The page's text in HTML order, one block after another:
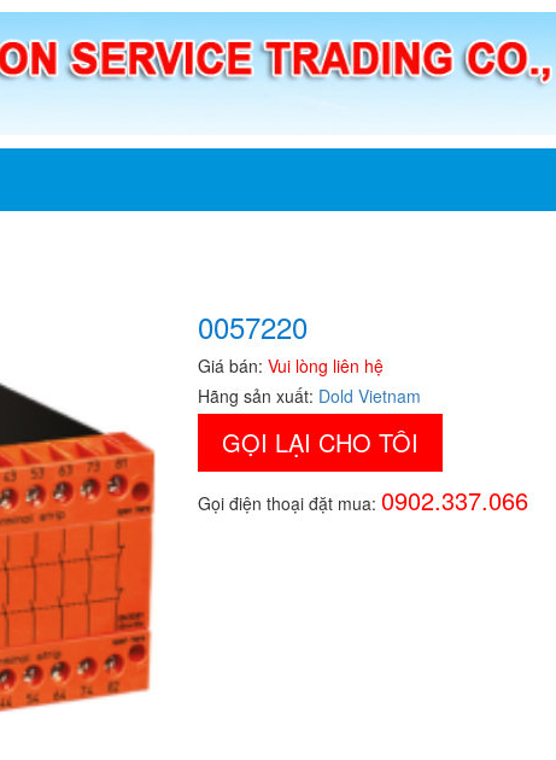
0057220
Giá bán:Vui lòng liên hệ
Hãng sản xuất: Dold Vietnam
GỌI LẠI CHO TÔI
Gọi điện thoại đặt mua:0902.337.066